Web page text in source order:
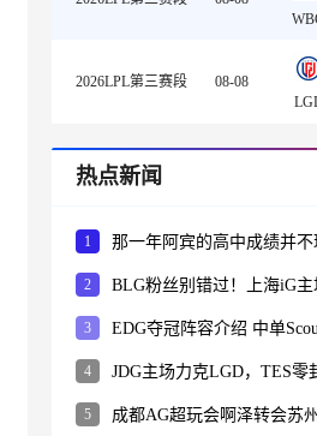
2026LPL第三赛段
08-08
热点新闻
1
2
3 EDG夺冠阵容介绍 中单
4
5 成都AG超玩会啊泽转会苏